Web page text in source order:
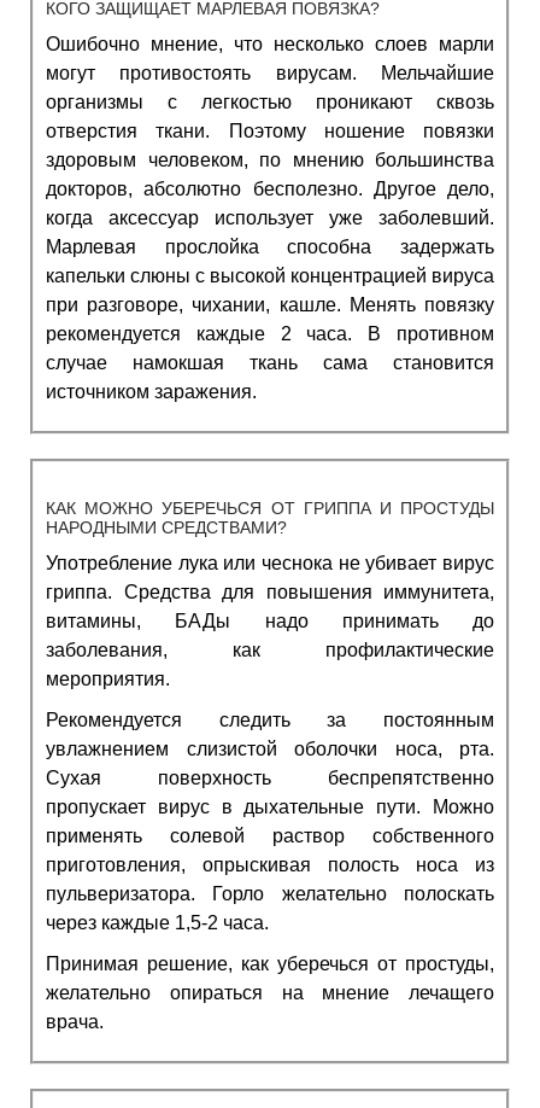
КОГО ЗАЩИЩАЕТ МАРЛЕВАЯ ПОВЯЗКА?
Ошибочно мнение, что несколько слоев марли
могут противостоять вирусам. Мельчайшие
организмы с легкостью проникают сквозь
отверстия ткани. Поэтому ношение повязки
здоровым человеком, по мнению большинства
докторов, абсолютно бесполезно. Другое дело,
когда аксессуар использует уже заболевший.
Марлевая прослойка способна задержать
капельки слюны с высокой концентрацией вируса
при разговоре, чихании, кашле. Менять повязку
рекомендуется каждые 2 часа. В противном
случае намокшая ткань сама становится
источником заражения.
КАК МОЖНО УБЕРЕЧЬСЯ ОТ ГРИППА И ПРОСТУДЫ
НАРОДНЫМИ СРЕДСТВАМИ?
Употребление лука или чеснока не убивает вирус
гриппа. Средства для повышения иммунитета,
витамины, БАДы надо принимать до
заболевания, как профилактические
мероприятия.
Рекомендуется следить за постоянным
увлажнением слизистой оболочки носа, рта.
Сухая поверхность беспрепятственно
пропускает вирус в дыхательные пути. Можно
применять солевой раствор собственного
приготовления, опрыскивая полость носа из
пульверизатора. Горло желательно полоскать
через каждые 1,5-2 часа.
Принимая решение, как уберечься от простуды,
желательно опираться на мнение лечащего
врача.